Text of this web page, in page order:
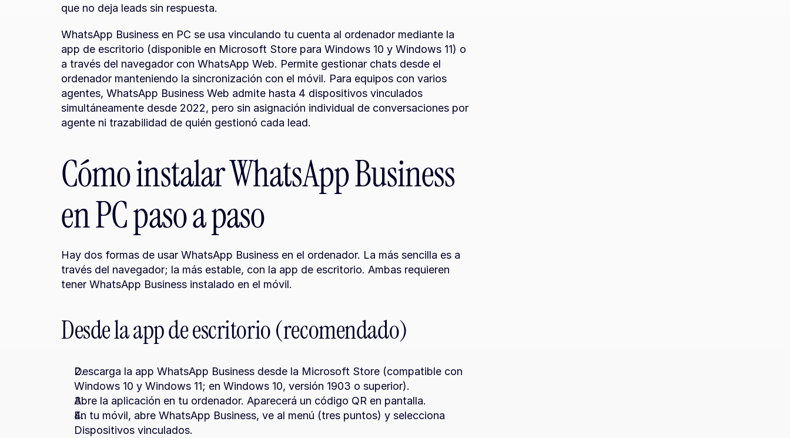
que no deja leads sin respuesta.
WhatsApp Business en PC se usa vinculando tu cuenta al ordenador mediante la
app de escritorio (disponible en Microsoft Store para Windows 10 y Windows 11) o
a través del navegador con WhatsApp Web. Permite gestionar chats desde el
ordenador manteniendo la sincronización con el móvil. Para equipos con varios
agentes, WhatsApp Business Web admite hasta 4 dispositivos vinculados
simultáneamente desde 2022, pero sin asignación individual de conversaciones por
agente ni trazabilidad de quién gestionó cada lead.
Cómo instalar WhatsApp Business
en PC paso a paso
Hay dos formas de usar WhatsApp Business en el ordenador. La más sencilla es a
través del navegador; la más estable, con la app de escritorio. Ambas requieren
tener WhatsApp Business instalado en el móvil.
Desde la app de escritorio (recomendado)
Descarga la app WhatsApp Business desde la Microsoft Store (compatible con
Windows 10 y Windows 11; en Windows 10, versión 1903 o superior).
Abre la aplicación en tu ordenador. Aparecerá un código QR en pantalla.
En tu móvil, abre WhatsApp Business, ve al menú (tres puntos) y selecciona
Dispositivos vinculados.